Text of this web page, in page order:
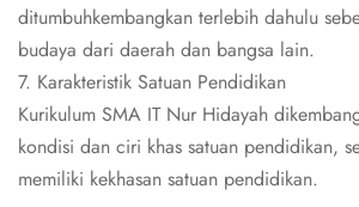
ditumbuhkembangkan terlebih dahulu
budaya dari daerah dan bangsa lain.
7. Karakteristik Satuan Pendidikan
Kurikulum SMA IT Nur Hidayah
kondisi dan ciri khas satuan pendidikan,
memiliki kekhasan satuan pendidikan.